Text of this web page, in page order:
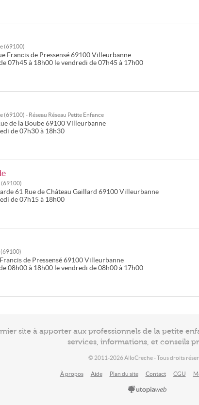
(69100)
Francis de Pressensé 69100 Villeurbanne
07h45 à 18h00 le vendredi de 07h45 à 17h00
(69100) - Réseau Réseau Petite Enfance
de la Boube 69100 Villeurbanne
de 07h30 à 18h30
(69100)
61 Rue de Château Gaillard 69100 Villeurbanne
de 07h15 à 18h00
(69100)
de Pressensé 69100 Villeurbanne
08h00 à 18h00 le vendredi de 08h00 à 17h00
site à apporter aux professionnels de la petite
services, informations, et conseils
© 2011-2026 AlloCreche - Tous droits
À propos Aide Plan du site Contact CGU